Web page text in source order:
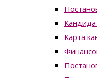
Карта